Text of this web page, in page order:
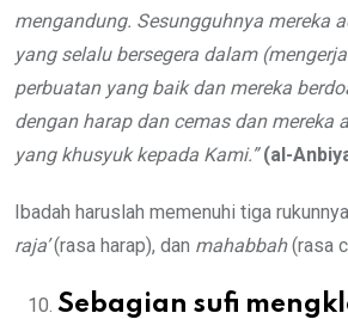
mengandung. Sesungguhnya mereka
yang selalu bersegera dalam
perbuatan yang baik dan mereka
dengan harap dan cemas dan mereka
yang khusyuk kepada Kami.” (al-
Ibadah haruslah memenuhi tiga
raja’(rasa harap), dan mahabbah(rasa
Sebagian sufi